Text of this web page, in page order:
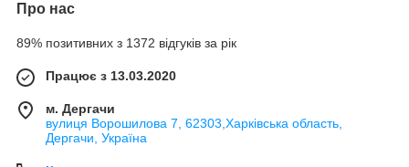
Про нас
89% позитивних з 1372 відгуків за рік
Працює з 13.03.2020
м. Дергачи
вулиця Ворошилова 7, 62303,Харківська область,
Дергачи, Україна